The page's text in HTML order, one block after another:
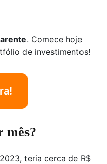
. Comece hoje
de investimentos!
mês?
teria cerca de R$